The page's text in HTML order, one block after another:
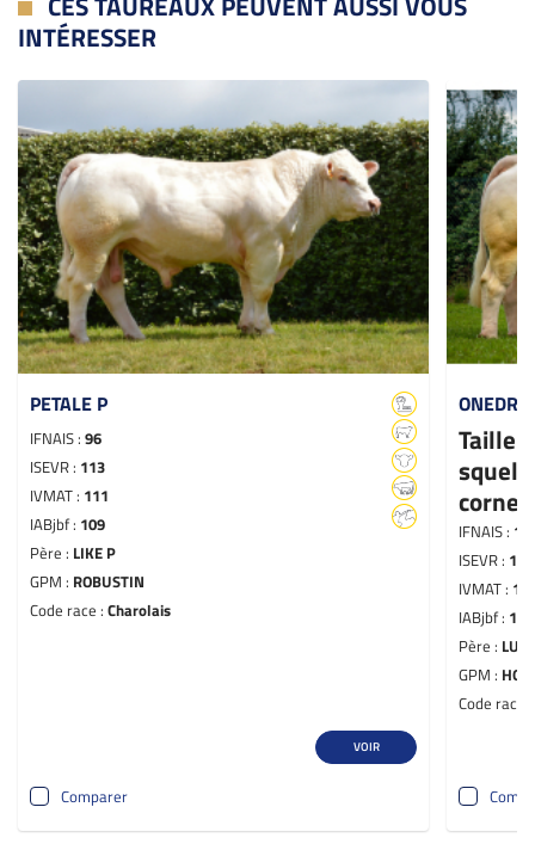
INTÉRESSER
PETALE P
IFNAIS : 96
ISEVR : 113
IVMAT : 111
IABjbf : 109
Père : LIKE P
GPM : ROBUSTIN
Code race : Charolais
VOIR
Comparer
Taille
IFNAIS :
ISEVR : 124
IVMAT :
IABjbf : 120
Père :
GPM :
Code race